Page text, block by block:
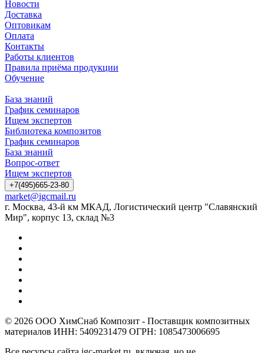
Новости
Доставка
Оптовикам
Оплата
Контакты
Работы клиентов
Правила приёма продукции
Обучение
База знаний
График семинаров
Ищем экспертов
Библиотека композитов
График семинаров
База знаний
Вопрос-ответ
Ищем экспертов
+7(495)665-23-80
market@igcmail.ru
г. Москва, 43-й км МКАД, Логистический центр "Славянский
Мир", корпус 13, склад №3
© 2026 ООО ХимСнаб Композит - Поставщик композитных
материалов ИНН: 5409231479 ОГРН: 1085473006695